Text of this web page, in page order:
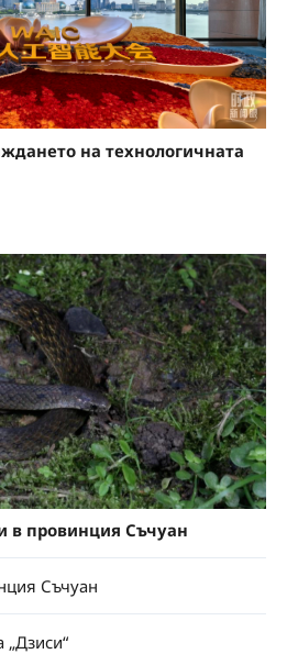
на технологичната
в провинция Съчуан
Съчуан